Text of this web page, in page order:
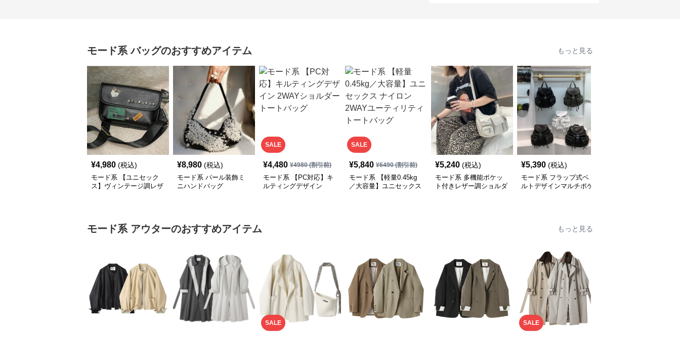
モード系 バッグのおすすめアイテム もっと見る
¥4,980 (税込)
モード系 【ユニセック
ス】ヴィンテージ調レザ
¥8,980 (税込)
モード系 パール装飾ミ
ニハンドバッグ
SALE
¥4,480 ¥4980(割引前)
モード系 【PC対応】キ
ルティングデザイン
SALE
¥5,840 ¥6490(割引前)
モード系 【軽量0.45kg
／大容量】ユニセックス
¥5,240 (税込)
モード系 多機能ポケッ
ト付きレザー調ショルダ
¥5,390 (税込)
モード系 フラップ式ベ
ルトデザインマルチポケ
モード系 アウターのおすすめアイテム もっと見る
SALE SALE